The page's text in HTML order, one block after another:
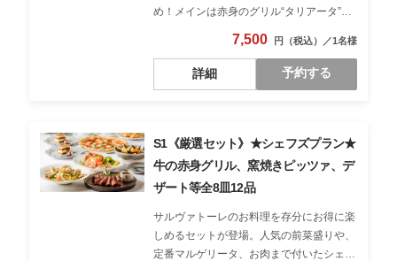
め！メインは赤身のグリル“タリアータ”★
ピッツァと前菜の盛り合わせやムール貝の
白ワイン蒸し、デザートまでしっかりと楽
7,500
詳細 予約する
S1《厳選セット》★シェフズプラン★
牛の赤身グリル、窯焼きピッツァ、デ
ザート等全8皿12品
サルヴァトーレのお料理を存分にお得に楽
しめるセットが登場。人気の前菜盛りや、
定番マルゲリータ、お肉まで付いたシェア